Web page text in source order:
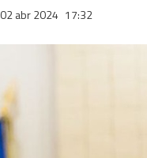
02 abr 2024 17:32